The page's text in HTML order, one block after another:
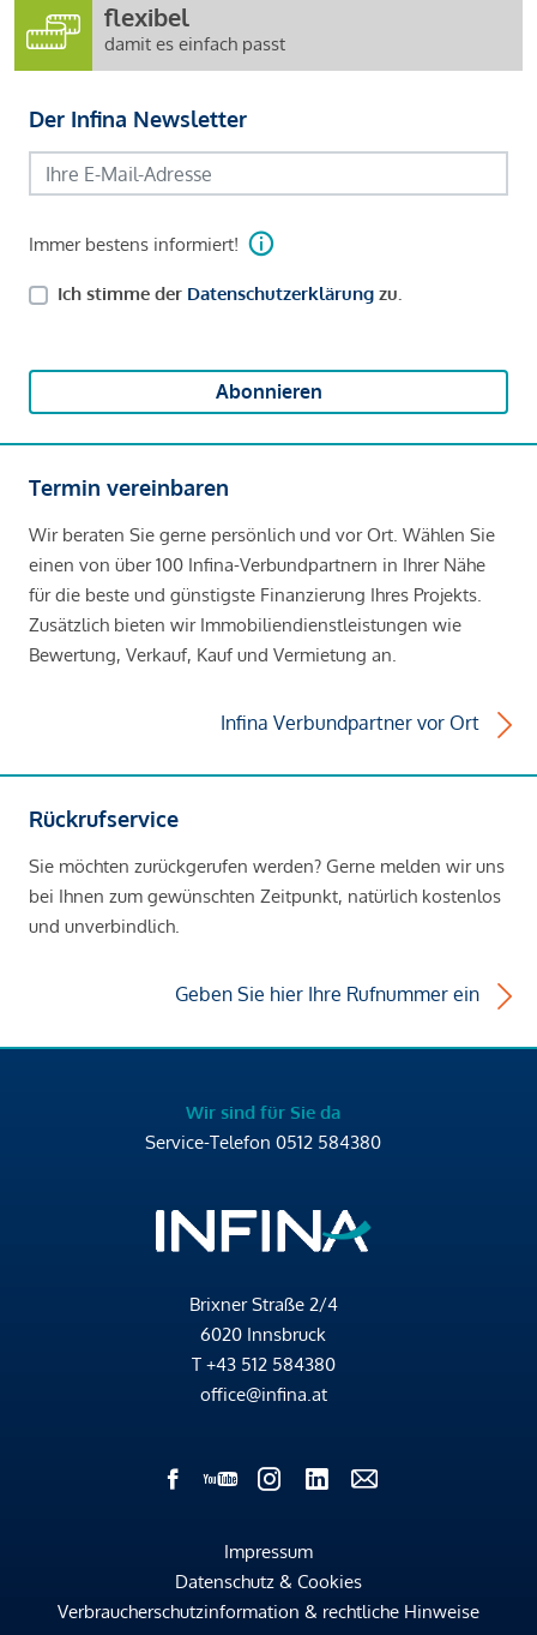
flexibel
damit es einfach passt
Der Infina Newsletter
Immer bestens informiert!
Ich stimme der Datenschutzerklärung zu.
Abonnieren
Termin vereinbaren
Wir beraten Sie gerne persönlich und vor Ort. Wählen Sie
einen von über 100 Infina-Verbundpartnern in Ihrer Nähe
für die beste und günstigste Finanzierung Ihres Projekts.
Zusätzlich bieten wir Immobiliendienstleistungen wie
Bewertung, Verkauf, Kauf und Vermietung an.
Infina Verbundpartner vor Ort
Rückrufservice
Sie möchten zurückgerufen werden? Gerne melden wir uns
bei Ihnen zum gewünschten Zeitpunkt, natürlich kostenlos
und unverbindlich.
Geben Sie hier Ihre Rufnummer ein
Wir sind für Sie da
Service-Telefon 0512 584380
Brixner Straße 2/4
6020 Innsbruck
T +43 512 584380
office@infina.at
Impressum
Datenschutz & Cookies
Verbraucherschutzinformation & rechtliche Hinweise